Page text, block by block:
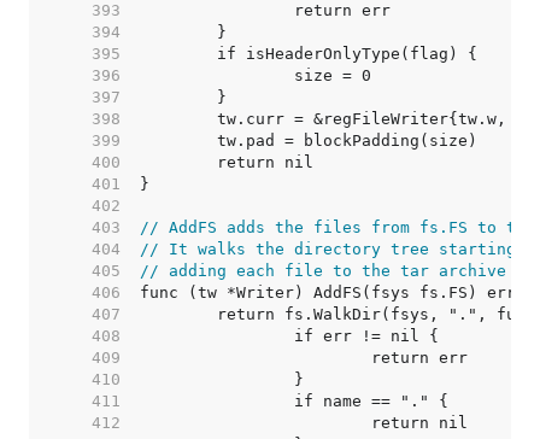
   393
   394
   395
   396
   397
   398
   399
   400
   401
   402
   403
// AddFS adds the files from fs.FS to
   404
// It walks the directory tree starting
   405
// adding each file to the tar archive
   406
   407
   408
   409
   410
   411
   412